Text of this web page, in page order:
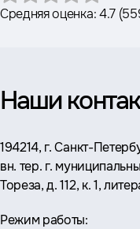
Средняя оценка:4.7(
Наши
Адрес:
194214, г. Санкт-
вн. тер. г.
Тореза, д. 112, к. 1,
Режим работы: